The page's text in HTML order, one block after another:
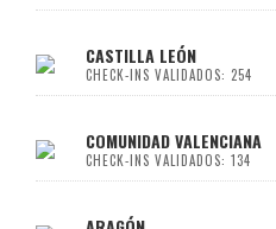
CASTILLA LEÓN
CHECK-INS VALIDADOS: 254
COMUNIDAD VALENCIANA
CHECK-INS VALIDADOS: 134